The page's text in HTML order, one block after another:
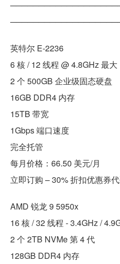
英特尔 E-2236
6 核 / 12 线程 @ 4.8GHz 最大
2 个 500GB 企业级固态硬盘
16GB DDR4 内存
15TB 带宽
1Gbps 端口速度
完全托管
每月价格：66.50 美元/月
立即订购 – 30% 折扣优惠券
AMD 锐龙 9 5950x
16 核 / 32 线程 - 3.4GHz /
2 个 2TB NVMe 第 4 代
128GB DDR4 内存